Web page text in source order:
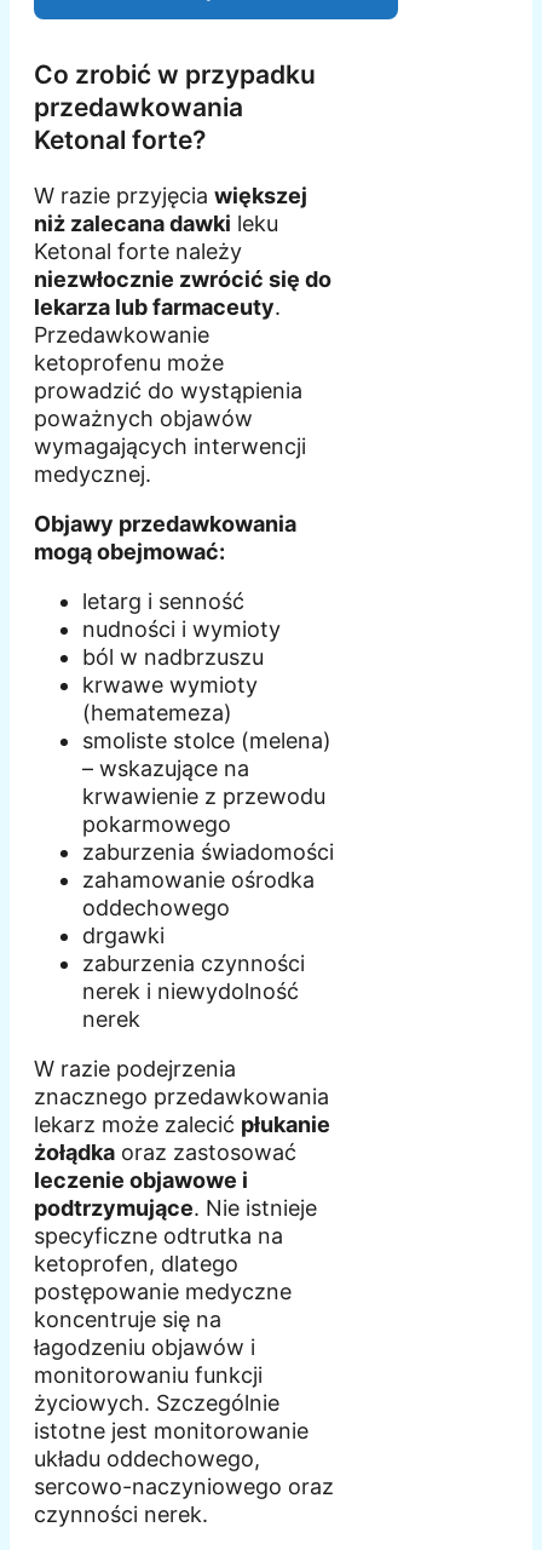
Co zrobić w przypadku
przedawkowania
Ketonal forte?
W razie przyjęcia większej
niż zalecana dawki leku
Ketonal forte należy
niezwłocznie zwrócić się do
lekarza lub farmaceuty.
Przedawkowanie
ketoprofenu może
prowadzić do wystąpienia
poważnych objawów
wymagających interwencji
medycznej.
Objawy przedawkowania
mogą obejmować:
letarg i senność
nudności i wymioty
ból w nadbrzuszu
krwawe wymioty
(hematemeza)
smoliste stolce (melena)
– wskazujące na
krwawienie z przewodu
pokarmowego
zaburzenia świadomości
zahamowanie ośrodka
oddechowego
drgawki
zaburzenia czynności
nerek i niewydolność
nerek
W razie podejrzenia
znacznego przedawkowania
lekarz może zalecić płukanie
żołądka oraz zastosować
leczenie objawowe i
podtrzymujące. Nie istnieje
specyficzne odtrutka na
ketoprofen, dlatego
postępowanie medyczne
koncentruje się na
łagodzeniu objawów i
monitorowaniu funkcji
życiowych. Szczególnie
istotne jest monitorowanie
układu oddechowego,
sercowo-naczyniowego oraz
czynności nerek.